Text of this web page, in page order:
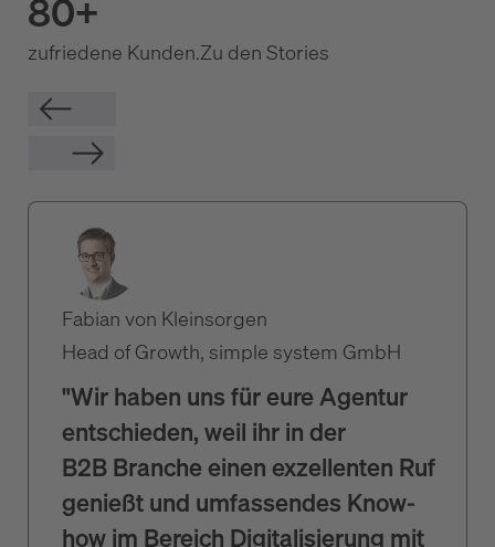
80+
zufriedene Kunden.Zu den Stories
Fabian von Kleinsorgen
Head of Growth, simple system GmbH
"Wir haben uns für eure Agentur
entschieden, weil ihr in der
B2B Branche einen exzellenten Ruf
genießt und umfassendes Know-
how im Bereich Digitalisierung mit